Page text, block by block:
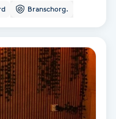
Branschorg.